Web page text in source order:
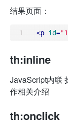
结果页面：
<p id=
th:inline
JavaScript内联
作相关介绍
th:onclick